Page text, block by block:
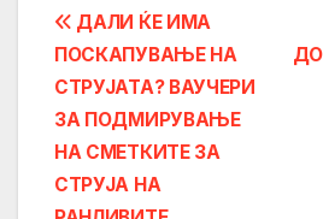
Post
navigation
ДАЛИ ЌЕ ИМА
ПОСКАПУВАЊЕ НА
СТРУЈАТА? ВАУЧЕРИ
ЗА ПОДМИРУВАЊЕ
НА СМЕТКИТЕ ЗА
СТРУЈА НА